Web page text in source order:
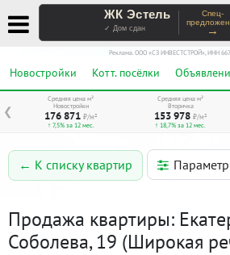
ЖК Эстель
✓ Дом сдан
Спец-
→
Реклама. ООО «СЗ ИНВЕСТСТРОЙ», ИНН
Новостройки Котт. посёлки
❮
Средняя цена м²
Новостройки
176 871 ₽/м²
↑ 7,5% за 12 мес.
Средняя цена м²
Вторичка
153 978 ₽/м²
↑ 18,7% за 12 мес.
← К списку квартир
Продажа квартиры:
Соболева, 19 (Широкая